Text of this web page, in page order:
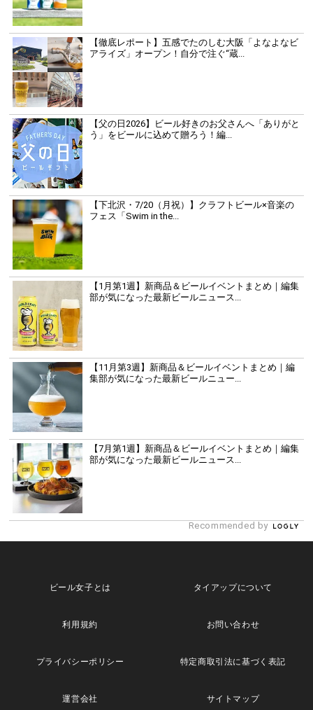
【徹底レポート】五感でたのしむ大阪「よなよなビ
アライズ」オープン！自分で注ぐ“蔵...
【父の日2026】ビール好きのお父さんへ「ありがと
う」をビールに込めて贈ろう！編...
【下北沢・7/20（月祝）】クラフトビール×音楽の
フェス「Swim in the...
【1月第1週】新商品＆ビールイベントまとめ｜編集
部が気になった最新ビールニュース...
【11月第3週】新商品＆ビールイベントまとめ｜編
集部が気になった最新ビールニュー...
【7月第1週】新商品＆ビールイベントまとめ｜編集
部が気になった最新ビールニュース...
Recommended by
ビール女子とは タイアップについて
利用規約 お問い合わせ
プライバシーポリシー 特定商取引法に基づく表記
運営会社 サイトマップ